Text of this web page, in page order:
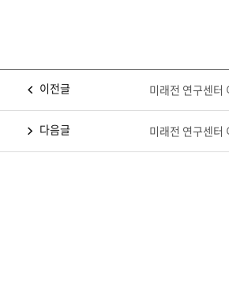
이전글 미래전 연구센터
다음글 미래전 연구센